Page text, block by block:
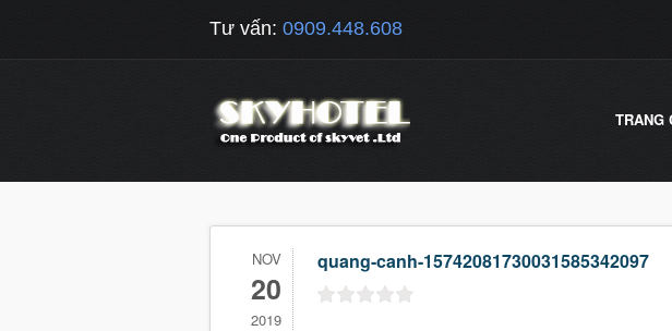
Tư vấn: 0909.448.608
TRANG
NOV
20
2019
quang-canh-15742081730031585342097